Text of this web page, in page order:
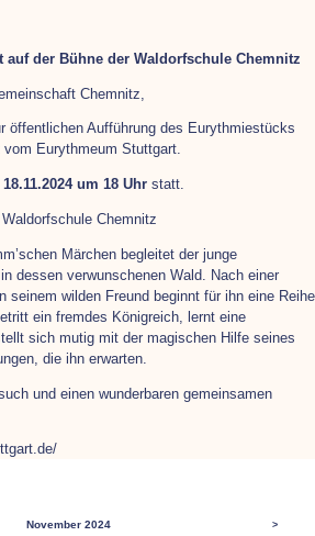
auf der Bühne der Waldorfschule Chemnitz
Chemnitz,
öffentlichen Aufführung des Eurythmiestücks
vom Eurythmeum Stuttgart.
18.11.2024 um 18 Uhr statt.
Chemnitz
Märchen begleitet der junge
dessen verwunschenen Wald. Nach einer
seinem wilden Freund beginnt für ihn eine Reihe
ein fremdes Königreich, lernt eine
sich mutig mit der magischen Hilfe seines
die ihn erwarten.
und einen wunderbaren gemeinsamen
November 2024 >